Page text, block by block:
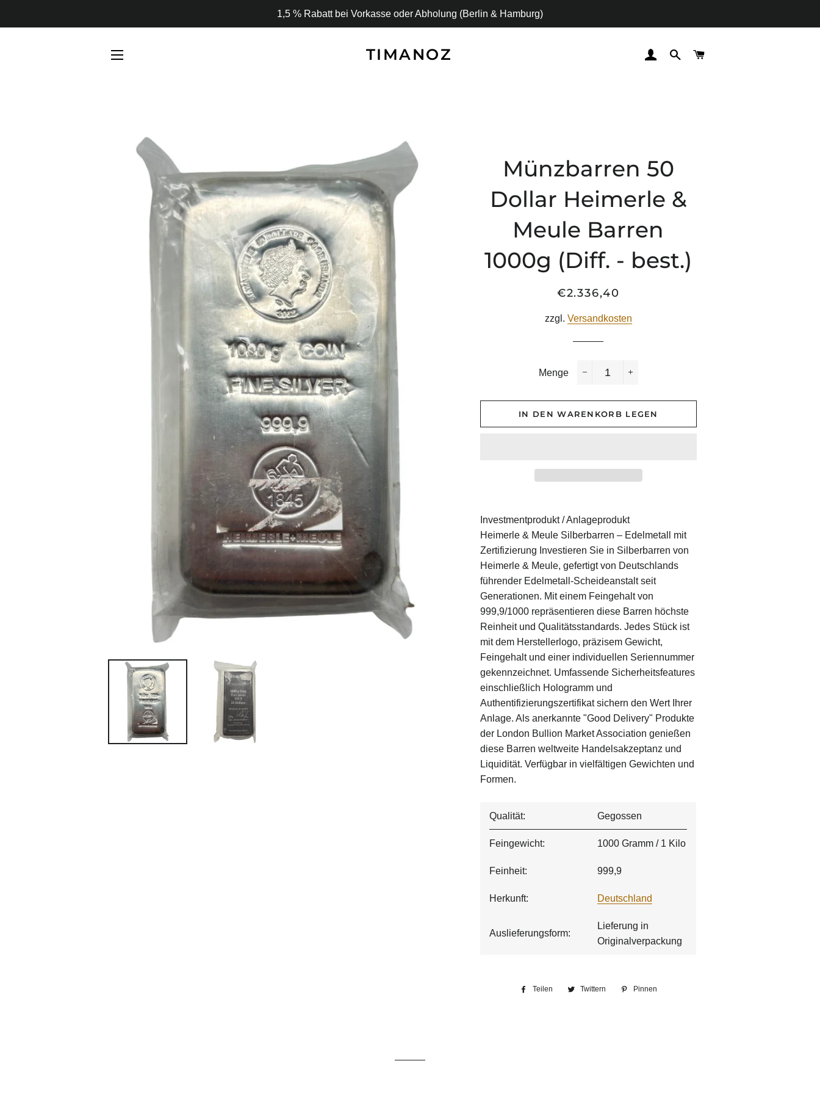
1,5 % Rabatt bei Vorkasse oder Abholung (Berlin & Hamburg)
TIMANOZ EINLOGGEN
SUCHE
Münzbarren 50
Dollar Heimerle &
Meule Barren
1000g (Diff. - best.)
Normaler
Sonderpreis
€2.336,40
zzgl. Versandkosten
Menge
IN DEN WARENKORB LEGEN
Investmentprodukt / Anlageprodukt
Heimerle & Meule Silberbarren – Edelmetall mit
Zertifizierung Investieren Sie in Silberbarren von
Heimerle & Meule, gefertigt von Deutschlands
führender Edelmetall-Scheideanstalt seit
Generationen. Mit einem Feingehalt von
999,9/1000 repräsentieren diese Barren höchste
Reinheit und Qualitätsstandards. Jedes Stück ist
mit dem Herstellerlogo, präzisem Gewicht,
Feingehalt und einer individuellen Seriennummer
gekennzeichnet. Umfassende Sicherheitsfeatures
einschließlich Hologramm und
Authentifizierungszertifikat sichern den Wert Ihrer
Anlage. Als anerkannte "Good Delivery" Produkte
der London Bullion Market Association genießen
diese Barren weltweite Handelsakzeptanz und
Liquidität. Verfügbar in vielfältigen Gewichten und
Formen.
Qualität: Gegossen
Feingewicht: 1000 Gramm / 1 Kilo
Feinheit: 999,9
Herkunft: Deutschland
Auslieferungsform:
Lieferung in
Originalverpackung
Teilen
Auf
Twittern
Auf
Pinnen